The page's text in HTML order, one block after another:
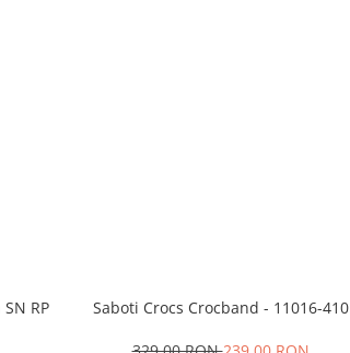
RP
Saboti Crocs Crocband - 11016-410